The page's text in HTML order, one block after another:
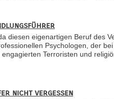
diesen eigenartigen Beruf des
Psychologen, der
engagierten Terroristen und
nicht vergessen